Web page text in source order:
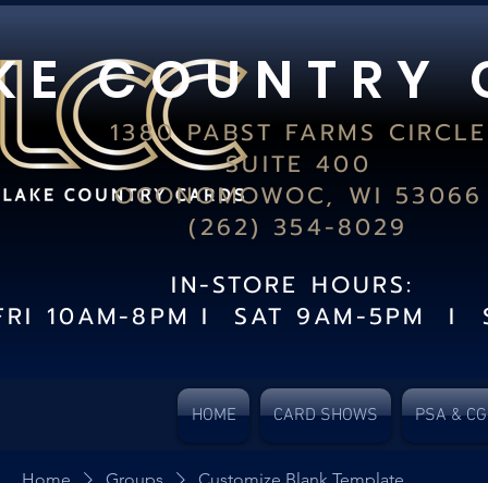
E C O U N T R Y
1380 PABST FARMS CIRCLE
SUITE 400
OCONOMOWOC, WI 53066
(262) 354-8029
IN-STORE HOURS:
10AM-8PM I SAT 9AM-5PM I
HOME CARD SHOWS PSA &